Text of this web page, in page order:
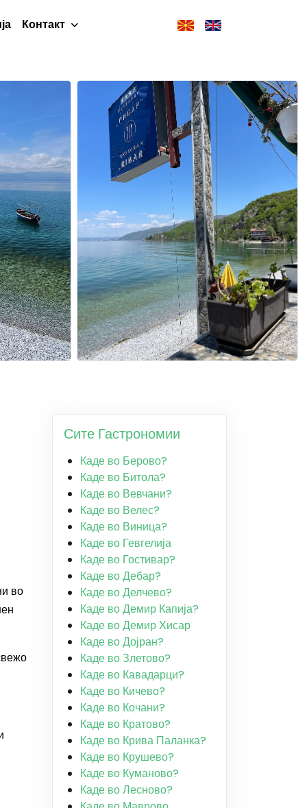
Контакт
во
Сите Гастрономии
Каде во Берово?
Каде во Битола?
Каде во Вевчани?
Каде во Велес?
Каде во Виница?
Каде во Гевгелија
Каде во Гостивар?
Каде во Дебар?
Каде во Делчево?
Каде во Демир Капија?
Каде во Демир Хисар
Каде во Дојран?
Каде во Злетово?
Каде во Кавадарци?
Каде во Кичево?
Каде во Кочани?
Каде во Кратово?
Каде во Крива Паланка?
Каде во Крушево?
Каде во Куманово?
Каде во Лесново?